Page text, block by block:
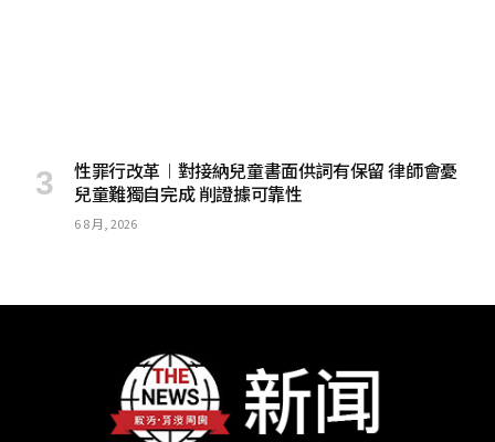
性罪行改革︱對接納兒童書面供詞有保留 律師會憂
兒童難獨自完成 削證據可靠性
6 8 月, 2026